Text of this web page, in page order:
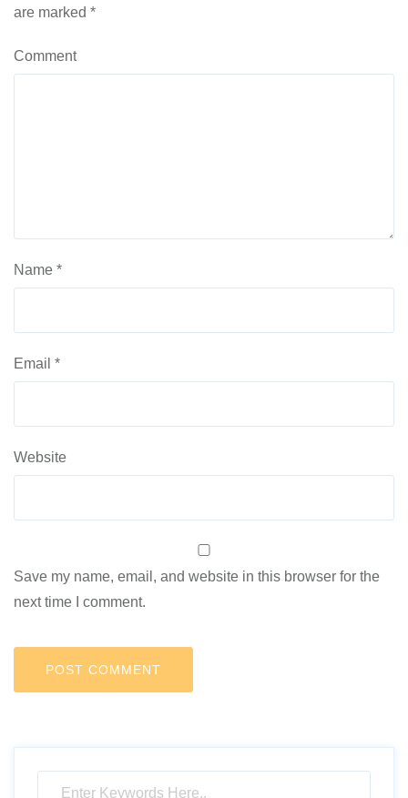
are marked *
Comment
Name *
Email *
Website
Save my name, email, and website in this browser for the
next time I comment.